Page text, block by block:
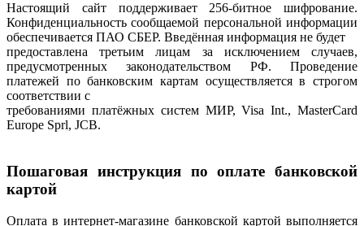
Настоящий сайт поддерживает 256-битное шифрование.
Конфиденциальность сообщаемой персональной информации
обеспечивается ПАО СБЕР. Введённая информация не будет
предоставлена третьим лицам за исключением случаев,
предусмотренных законодательством РФ. Проведение
платежей по банковским картам осуществляется в строгом
соответствии с
требованиями платёжных систем МИР, Visa Int., MasterCard
Europe Sprl, JCB.
Пошаговая инструкция по оплате банковской
картой
Оплата в интернет-магазине банковской картой выполняется